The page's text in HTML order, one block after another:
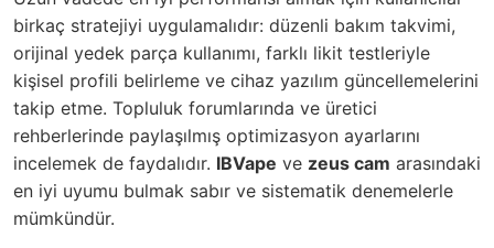
birkaç stratejiyi uygulamalıdır: düzenli bakım takvimi,
orijinal yedek parça kullanımı, farklı likit testleriyle
kişisel profili belirleme ve cihaz yazılım güncellemelerini
takip etme. Topluluk forumlarında ve üretici
rehberlerinde paylaşılmış optimizasyon ayarlarını
incelemek de faydalıdır. IBVape ve zeus cam arasındaki
en iyi uyumu bulmak sabır ve sistematik denemelerle
mümkündür.